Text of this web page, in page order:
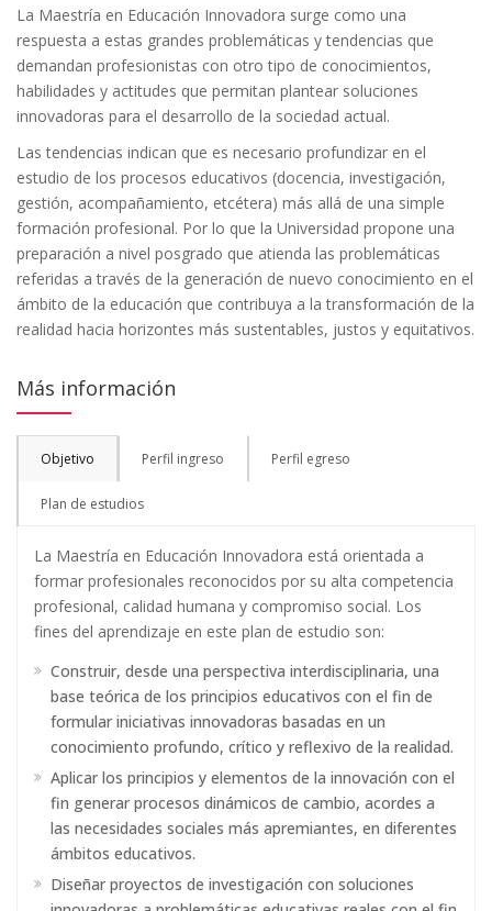
La Maestría en Educación Innovadora surge como una
respuesta a estas grandes problemáticas y tendencias que
demandan profesionistas con otro tipo de conocimientos,
habilidades y actitudes que permitan plantear soluciones
innovadoras para el desarrollo de la sociedad actual.
Las tendencias indican que es necesario profundizar en el
estudio de los procesos educativos (docencia, investigación,
gestión, acompañamiento, etcétera) más allá de una simple
formación profesional. Por lo que la Universidad propone una
preparación a nivel posgrado que atienda las problemáticas
referidas a través de la generación de nuevo conocimiento en el
ámbito de la educación que contribuya a la transformación de la
realidad hacia horizontes más sustentables, justos y equitativos.
Más información
Objetivo Perfil ingreso Perfil egreso
Plan de estudios
La Maestría en Educación Innovadora está orientada a
formar profesionales reconocidos por su alta competencia
profesional, calidad humana y compromiso social. Los
fines del aprendizaje en este plan de estudio son:
Construir, desde una perspectiva interdisciplinaria, una
base teórica de los principios educativos con el fin de
formular iniciativas innovadoras basadas en un
conocimiento profundo, crítico y reflexivo de la realidad.
Aplicar los principios y elementos de la innovación con el
fin generar procesos dinámicos de cambio, acordes a
las necesidades sociales más apremiantes, en diferentes
ámbitos educativos.
Diseñar proyectos de investigación con soluciones